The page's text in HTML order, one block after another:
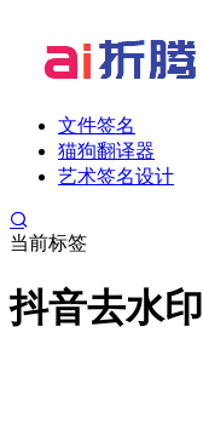
文件签名
猫狗翻译器
艺术签名设计
当前标签
抖音去水印